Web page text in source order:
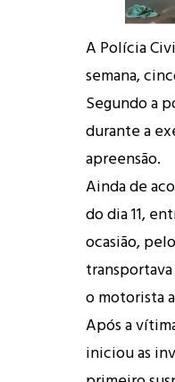
A Polícia
semana,
Segundo a
durante a
apreensão.
Ainda de
do dia 11,
ocasião,
o motorista
Após a
iniciou as